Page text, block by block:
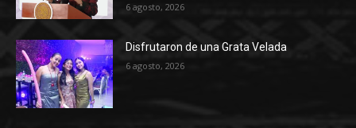
6 agosto, 2026
Disfrutaron de una Grata Velada
6 agosto, 2026